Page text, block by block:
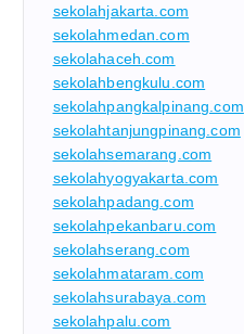
sekolahjakarta.com
sekolahmedan.com
sekolahaceh.com
sekolahbengkulu.com
sekolahpangkalpinang.com
sekolahtanjungpinang.com
sekolahsemarang.com
sekolahyogyakarta.com
sekolahpadang.com
sekolahpekanbaru.com
sekolahserang.com
sekolahmataram.com
sekolahsurabaya.com
sekolahpalu.com